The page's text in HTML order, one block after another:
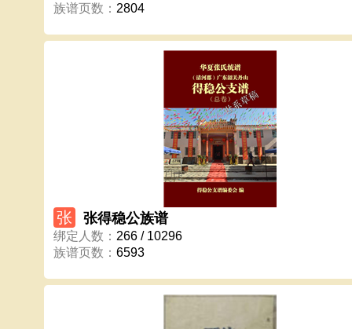
族谱页数 ： 2804
张 张得稳公族谱
绑定人数 ： 266 / 10296
族谱页数 ： 6593